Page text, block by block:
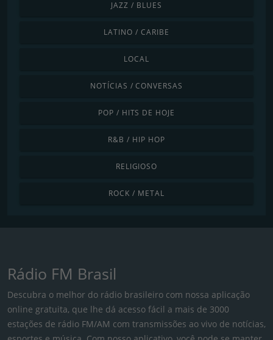
JAZZ / BLUES
LATINO / CARIBE
LOCAL
NOTÍCIAS / CONVERSAS
POP / HITS DE HOJE
R&B / HIP HOP
RELIGIOSO
ROCK / METAL
Rádio FM Brasil
Descubra o melhor do rádio brasileiro com nossa aplicação
online gratuita, que lhe dá acesso fácil a mais de 3000
estações de rádio FM/AM com transmissões ao vivo de notícias,